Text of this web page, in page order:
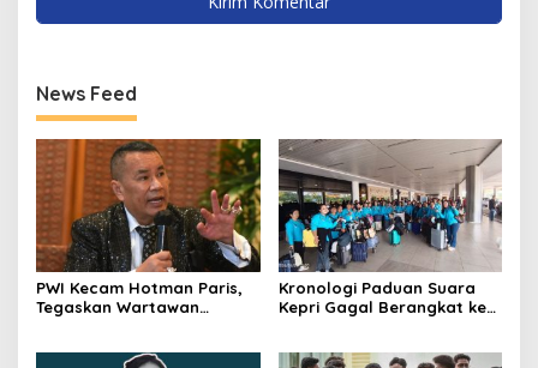
News Feed
PWI Kecam Hotman Paris,
Tegaskan Wartawan
Kronologi Paduan Suara
Kepri Gagal Berangkat ke